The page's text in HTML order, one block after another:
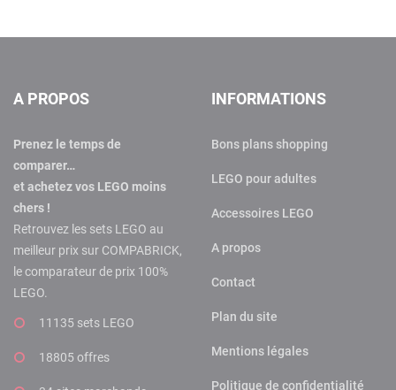
A PROPOS
Prenez le temps de
comparer…
et achetez vos LEGO moins
chers !
Retrouvez les sets LEGO au
meilleur prix sur COMPABRICK,
le comparateur de prix 100%
LEGO.
11135 sets LEGO
18805 offres
INFORMATIONS
Bons plans shopping
LEGO pour adultes
Accessoires LEGO
A propos
Contact
Plan du site
Mentions légales
Politique de confidentialité